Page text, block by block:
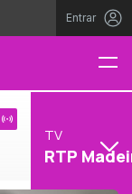
Entrar
TV
RTP